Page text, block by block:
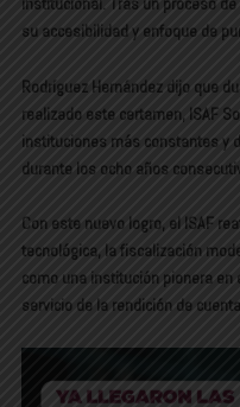
su accesibilidad y enfoque de
Rodríguez Hernández dijo que
realizado este certamen, ISAF
instituciones más constantes y
durante los ocho años
Con este nuevo logro, el ISAF
tecnológica, la fiscalización
como una institución pionera
servicio de la rendición de